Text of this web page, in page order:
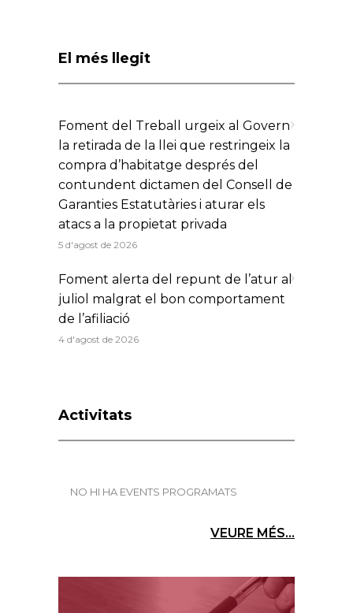
El més llegit
Foment del Treball urgeix al Govern
la retirada de la llei que restringeix la
compra d’habitatge després del
contundent dictamen del Consell de
Garanties Estatutàries i aturar els
atacs a la propietat privada
5 d'agost de 2026
Foment alerta del repunt de l’atur al
juliol malgrat el bon comportament
de l’afiliació
4 d'agost de 2026
Activitats
NO HI HA EVENTS PROGRAMATS
VEURE MÉS...